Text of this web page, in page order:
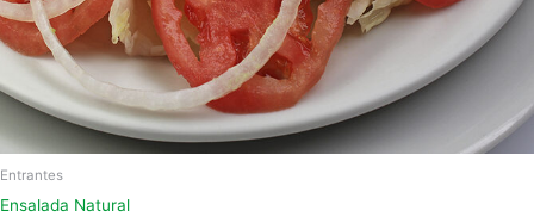
Entrantes
Ensalada Natural